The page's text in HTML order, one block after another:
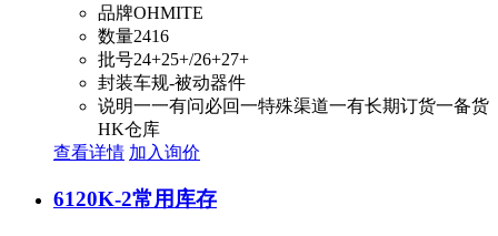
品牌OHMITE
数量2416
批号24+25+/26+27+
封装车规-被动器件
说明一一有问必回一特殊渠道一有长期订货一备货
HK仓库
查看详情 加入询价
6120K-2常用库存